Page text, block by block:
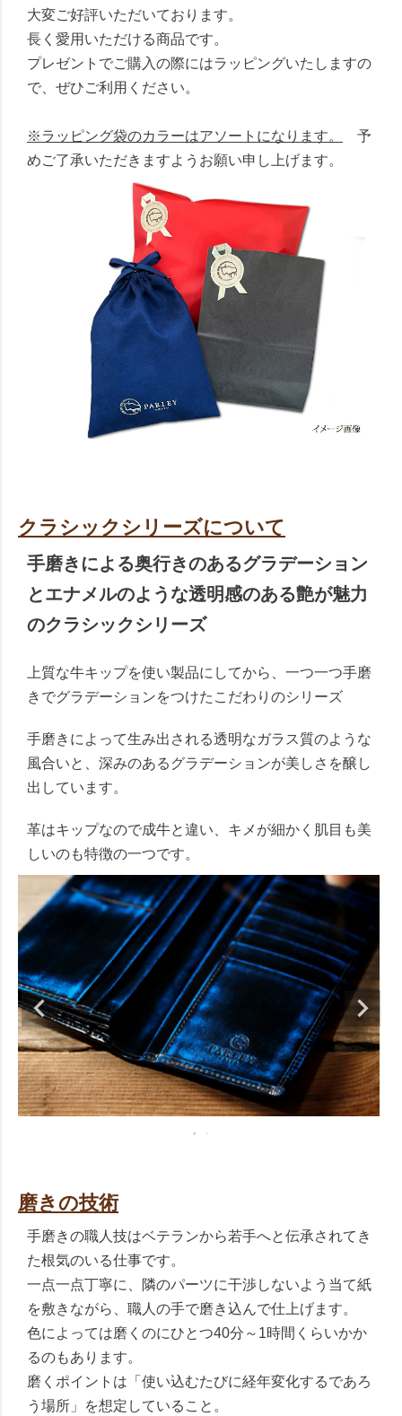
大変ご好評いただいております。
長く愛用いただける商品です。
プレゼントでご購入の際にはラッピングいたしますの
で、ぜひご利用ください。
※ラッピング袋のカラーはアソートになります。
予
めご了承いただきますようお願い申し上げます。
クラシックシリーズについて
手磨きによる奥行きのあるグラデーション
とエナメルのような透明感のある艶が魅力
のクラシックシリーズ
上質な牛キップを使い製品にしてから、一つ一つ手磨
きでグラデーションをつけたこだわりのシリーズ
手磨きによって生み出される透明なガラス質のような
風合いと、深みのあるグラデーションが美しさを醸し
出しています。
革はキップなので成牛と違い、キメが細かく肌目も美
しいのも特徴の一つです。
磨きの技術
手磨きの職人技はベテランから若手へと伝承されてき
た根気のいる仕事です。
一点一点丁寧に、隣のパーツに干渉しないよう当て紙
を敷きながら、職人の手で磨き込んで仕上げます。
色によっては磨くのにひとつ40分～1時間くらいかか
るのもあります。
磨くポイントは「使い込むたびに経年変化するであろ
う場所」を想定していること。